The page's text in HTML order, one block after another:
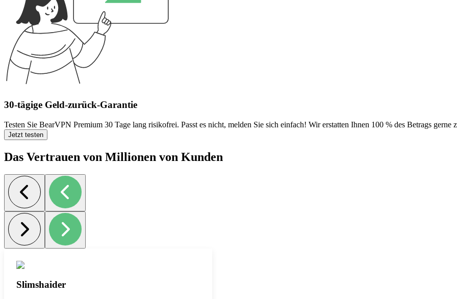
30-tägige Geld-zurück-Garantie
Testen Sie BearVPN Premium 30 Tage lang risikofrei. Passt es nicht, melden Sie sich einfach! Wir erstatten Ihnen 100 % des Betrags gerne
Jetzt testen
Das Vertrauen von Millionen von Kunden
Slimshaider